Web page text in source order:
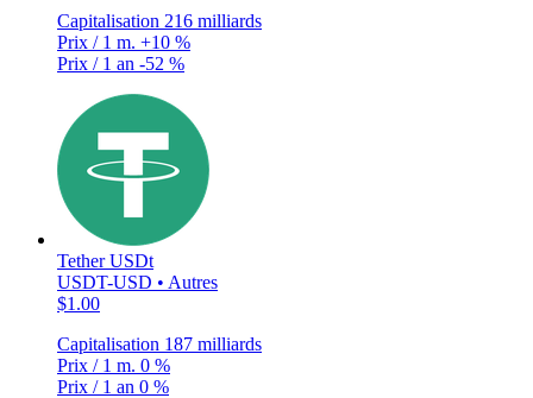
Capitalisation 216 milliards
Prix / 1 m. +10 %
Prix / 1 an -52 %
Tether USDt
USDT-USD • Autres
$1.00
Capitalisation 187 milliards
Prix / 1 m. 0 %
Prix / 1 an 0 %